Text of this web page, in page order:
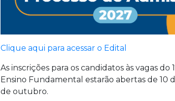
Clique aqui para acessar o Edital
As inscrições para os candidatos às vagas do
Ensino Fundamental estarão abertas de 10
de outubro.